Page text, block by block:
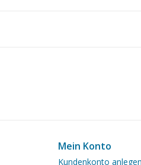
Mein Konto
Kundenkonto anlegen